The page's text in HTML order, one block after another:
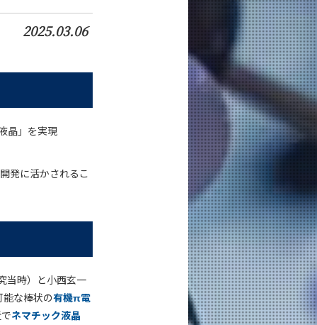
2025.03.06
晶」を実現
発に活かされるこ
当時）と小西玄一
な棒状の有機π電
ネマチック液晶